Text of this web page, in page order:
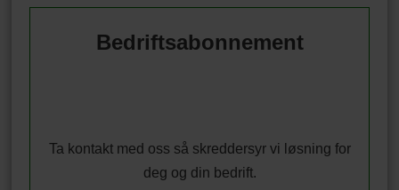
Bedriftsabonnement
Ta kontakt med oss så skreddersyr vi løsning for
deg og din bedrift.